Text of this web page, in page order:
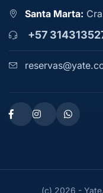
Santa Marta:
+57
(c) 2026 -